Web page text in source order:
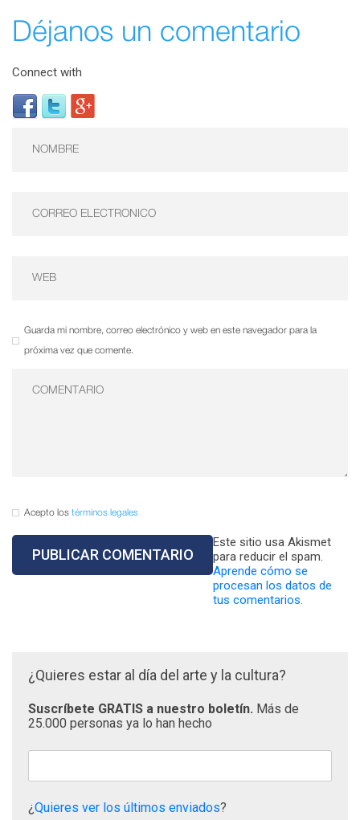
Déjanos un comentario
Connect with
Guarda mi nombre, correo electrónico y web en este navegador para la
próxima vez que comente.
Acepto los términos legales
Este sitio usa Akismet
para reducir el spam.
Aprende cómo se
procesan los datos de
tus comentarios.
¿Quieres estar al día del arte y la cultura?
Suscríbete GRATIS a nuestro boletín. Más de
25.000 personas ya lo han hecho
¿Quieres ver los últimos enviados?